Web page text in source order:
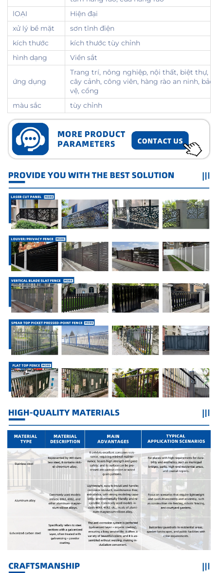
lOẠI
Hiện đại
xử lý bề mặt
sơn tĩnh điện
kích thước
kích thước tùy chỉnh
hình dạng
Viền sắt
ứng dụng
Trang trí, nông nghiệp, nội thất, biệt thự,
cây cảnh, công viên, hàng rào an ninh, bảo
vệ, cổng
màu sắc
tùy chỉnh